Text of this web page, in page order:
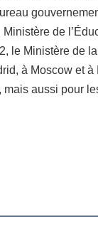
de
le Ministère de
à Moscow et
aussi pour